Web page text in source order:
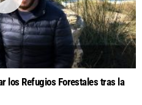
los Refugios Forestales tras la